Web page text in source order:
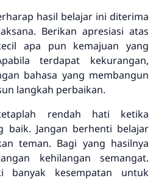
hasil belajar ini diterima
Berikan apresiasi atas
apa pun kemajuan yang
terdapat kekurangan,
bahasa yang membangun
langkah perbaikan.
rendah hati ketika
baik. Jangan berhenti belajar
teman. Bagi yang hasilnya
kehilangan semangat.
banyak kesempatan untuk